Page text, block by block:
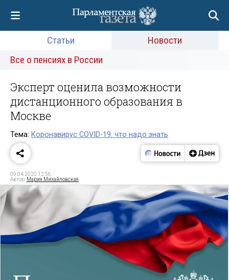
Статьи
Новости
Все о пенсиях в России
Эксперт оценила возможности
дистанционного образования в
Москве
Тема: Коронавирус COVID-19: что надо знать
09.04.2020 12:56
Автор: Мария Михайловская